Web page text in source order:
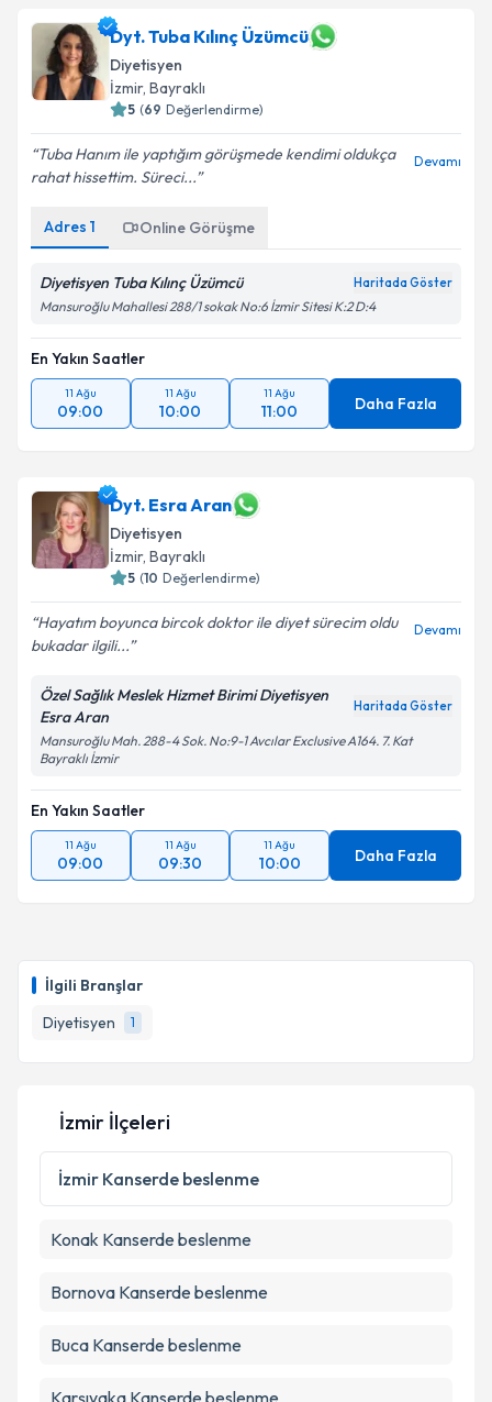
İlgili Branşlar
Diyetisyen
1
Dyt. Tuba Kılınç Üzümcü
Diyetisyen
İzmir, Bayraklı
5 (69 Değerlendirme)
Tuba Hanım ile yaptığım görüşmede kendimi oldukça
rahat hissettim. Süreci...
Devamı
Adres 1 Online Görüşme
Diyetisyen Tuba Kılınç Üzümcü Haritada Göster
Mansuroğlu Mahallesi 288/1 sokak No:6 İzmir Sitesi K:2 D:4
En Yakın Saatler
11 Ağu
09:00
11 Ağu
10:00
11 Ağu
11:00 Daha Fazla
Dyt. Esra Aran
Diyetisyen
İzmir, Bayraklı
5 (10 Değerlendirme)
Hayatım boyunca bircok doktor ile diyet sürecim oldu
bukadar ilgili...
Devamı
Özel Sağlık Meslek Hizmet Birimi Diyetisyen
Esra Aran
Haritada Göster
Mansuroğlu Mah. 288-4 Sok. No:9-1 Avcılar Exclusive A164. 7. Kat
Bayraklı İzmir
En Yakın Saatler
11 Ağu
09:00
11 Ağu
09:30
11 Ağu
10:00 Daha Fazla
İzmir İlçeleri
İzmir Kanserde beslenme
Konak Kanserde beslenme
Bornova Kanserde beslenme
Buca Kanserde beslenme
Karşıyaka Kanserde beslenme